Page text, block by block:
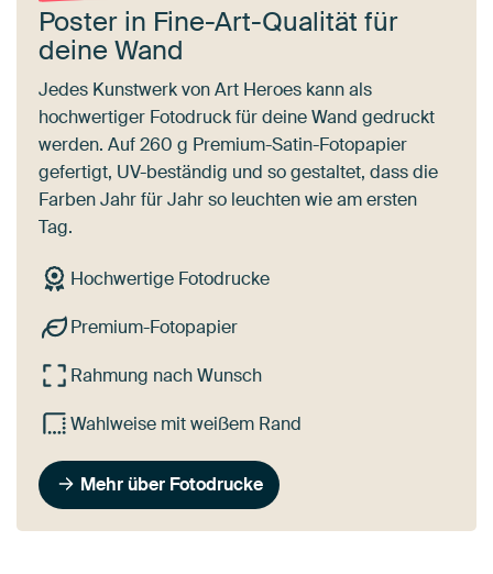
Poster in Fine-Art-Qualität für
deine Wand
Jedes Kunstwerk von Art Heroes kann als
hochwertiger Fotodruck für deine Wand gedruckt
werden. Auf 260 g Premium-Satin-Fotopapier
gefertigt, UV-beständig und so gestaltet, dass die
Farben Jahr für Jahr so leuchten wie am ersten
Tag.
Hochwertige Fotodrucke
Premium-Fotopapier
Rahmung nach Wunsch
Wahlweise mit weißem Rand
Mehr über Fotodrucke